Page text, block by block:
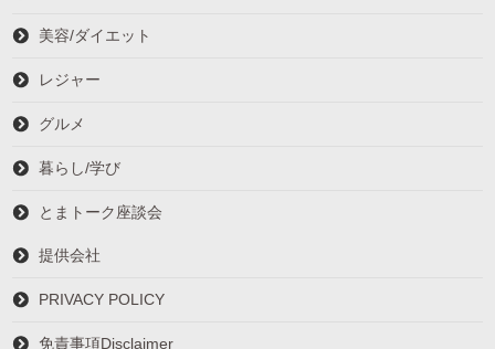
美容/ダイエット
レジャー
グルメ
暮らし/学び
とまトーク座談会
提供会社
PRIVACY POLICY
免責事項Disclaimer